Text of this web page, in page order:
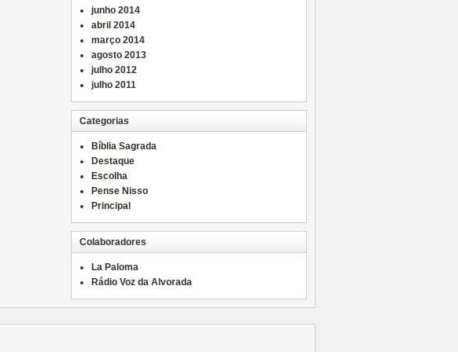
junho 2014
abril 2014
março 2014
agosto 2013
julho 2012
julho 2011
Categorias
Bíblia Sagrada
Destaque
Escolha
Pense Nisso
Principal
Colaboradores
La Paloma
Rádio Voz da Alvorada